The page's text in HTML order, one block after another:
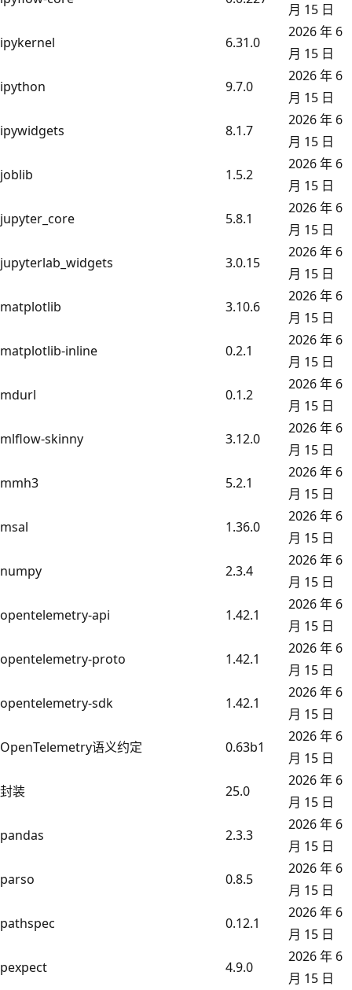
月 15 日
ipykernel
6.31.0
2026 年 6
月 15 日
ipython
9.7.0
2026 年 6
月 15 日
ipywidgets
8.1.7
2026 年 6
月 15 日
joblib
1.5.2
2026 年 6
月 15 日
jupyter_core
5.8.1
2026 年 6
月 15 日
jupyterlab_widgets
3.0.15
2026 年 6
月 15 日
matplotlib
3.10.6
2026 年 6
月 15 日
matplotlib-inline
0.2.1
2026 年 6
月 15 日
mdurl
0.1.2
2026 年 6
月 15 日
mlflow-skinny
3.12.0
2026 年 6
月 15 日
mmh3
5.2.1
2026 年 6
月 15 日
msal
1.36.0
2026 年 6
月 15 日
numpy
2.3.4
2026 年 6
月 15 日
opentelemetry-api
1.42.1
2026 年 6
月 15 日
opentelemetry-proto
1.42.1
2026 年 6
月 15 日
opentelemetry-sdk
1.42.1
2026 年 6
月 15 日
OpenTelemetry语义约定
0.63b1
2026 年 6
月 15 日
封装
25.0
2026 年 6
月 15 日
pandas
2.3.3
2026 年 6
月 15 日
parso
0.8.5
2026 年 6
月 15 日
pathspec
0.12.1
2026 年 6
月 15 日
pexpect
4.9.0
2026 年 6
月 15 日